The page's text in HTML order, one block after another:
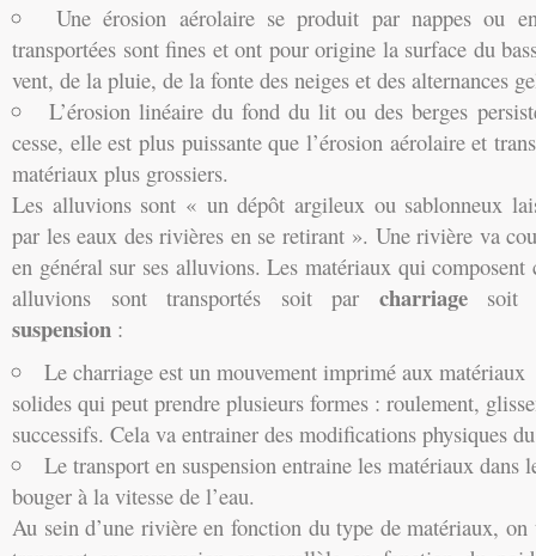
Une érosion aérolaire se produit par nappes ou
transportées sont fines et ont pour origine la surface du
vent, de la pluie, de la fonte des neiges et des alternances
L’érosion linéaire du fond du lit ou des berges
cesse, elle est plus puissante que l’érosion aérolaire et
matériaux plus grossiers.
Les alluvions sont « un dépôt argileux ou sablonneux
par les eaux des rivières en se retirant ». Une rivière va
en général sur ses alluvions. Les matériaux qui composent
alluvions sont transportés soit par charriage
suspension :
Le charriage est un mouvement imprimé aux matériaux
solides qui peut prendre plusieurs formes : roulement,
successifs. Cela va entrainer des modifications physiques
Le transport en suspension entraine les matériaux dans
bouger à la vitesse de l’eau.
Au sein d’une rivière en fonction du type de matériaux,